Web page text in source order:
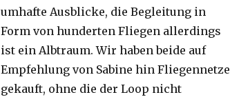
umhafte Ausblicke, die Begleitung in
Form von hunderten Fliegen allerdings
ist ein Albtraum. Wir haben beide auf
Empfehlung von Sabine hin Fliegennetze
gekauft, ohne die der Loop nicht